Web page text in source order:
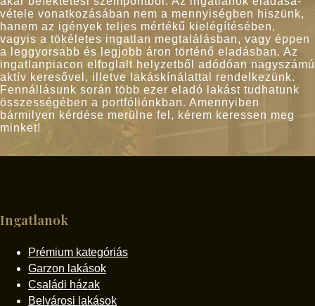
vétele vonatkozásában nem a mennyiségben hiszünk,
hanem az igények teljes mértékű kielégítésében,
vagyis a tökéletes ingatlan megtalálásban, vagy éppen
a leggyorsabb és legjobb áron történő eladásban. Az
ingatlanpiacon elfoglalt helyzetből adódóan nagyszámú
aktív keresővel, illetve lakáskínálattal rendelkezünk.
Fennállásunk során több ezer eladó lakást tudhatunk
összességében a portfóliónkban. Amennyiben
bármilyen kérdése merülne fel, kérem keressen meg
minket!
Ingatlanok
Prémium kategóriás
Garzon lakások
Családi házak
Belvárosi lakások